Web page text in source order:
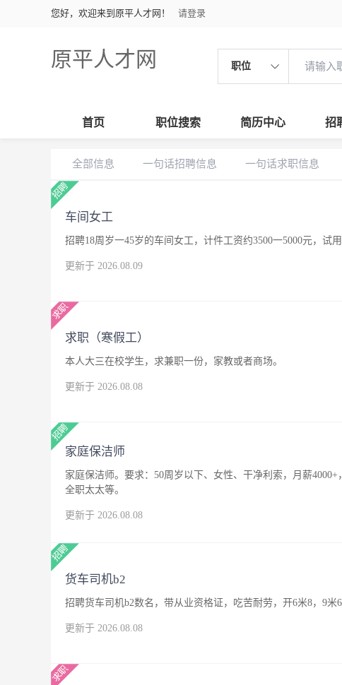
您好，欢迎来到原平人才网！ 请登录
原平人才网 职位
首页 职位搜索 简历中心 招
全部信息 一句话招聘信息 一句话求职信息
车间女工
招聘18周岁一45岁的车间女工，计件工资约3500一5000元，试
更新于 2026.08.09
求职（寒假工）
本人大三在校学生，求兼职一份，家教或者商场。
更新于 2026.08.08
家庭保洁师
家庭保洁师。要求：50周岁以下、女性、干净利索，月薪
全职太太等。
更新于 2026.08.08
货车司机b2
招聘货车司机b2数名，带从业资格证，吃苦耐劳，开6米8，9米
更新于 2026.08.08